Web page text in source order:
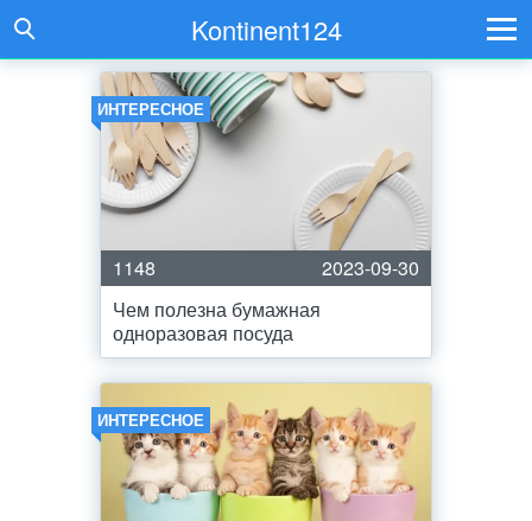
Kontinent124
ИНТЕРЕСНОЕ
1148
2023-09-30
Чем полезна бумажная
одноразовая посуда
ИНТЕРЕСНОЕ